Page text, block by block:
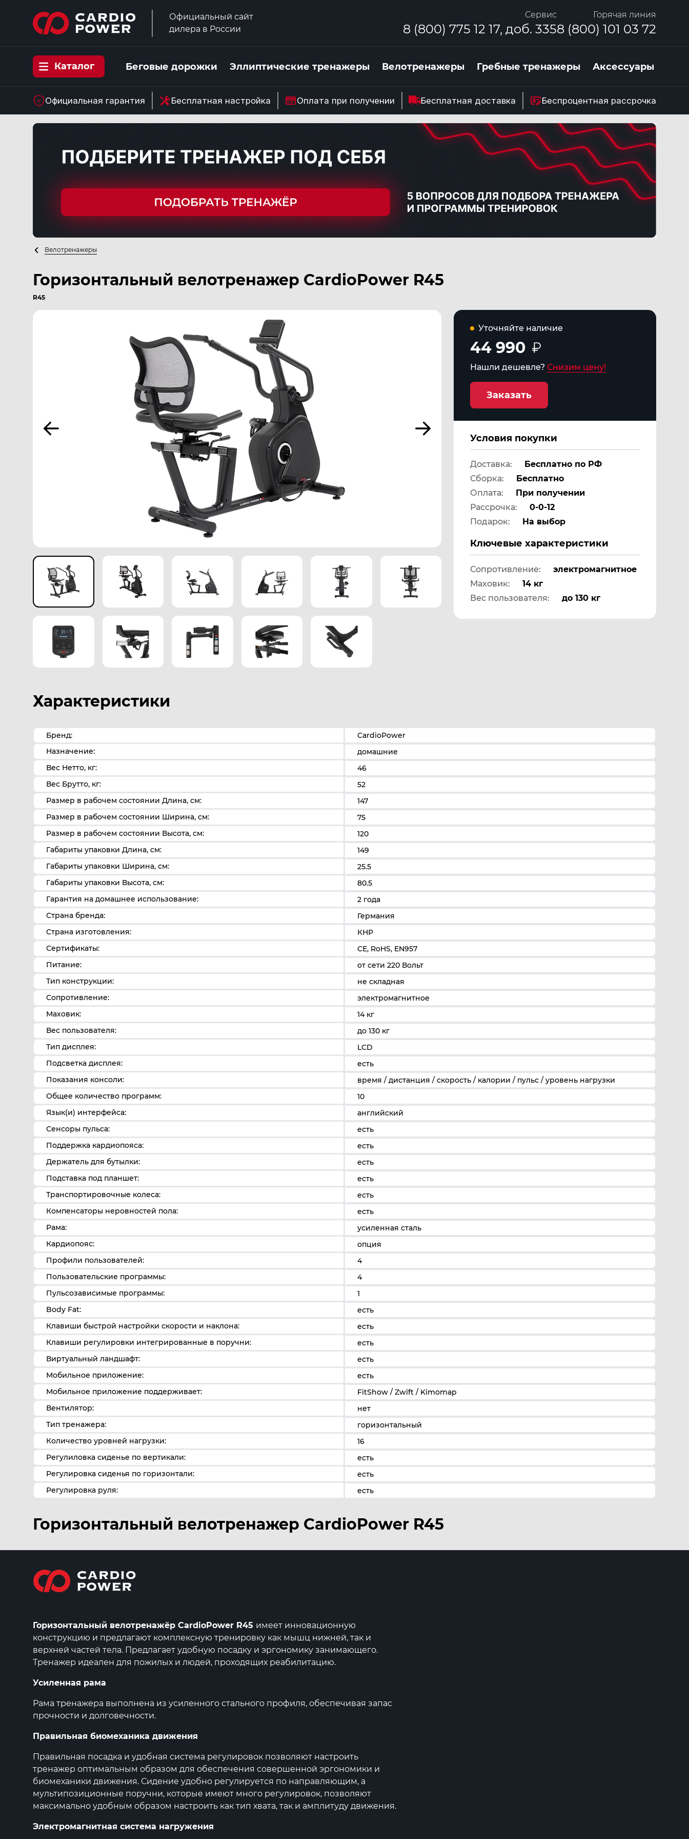
Официальный сайт
дилера в России
Сервис
8 (800) 775 12 17, доб. 335
Горячая линия
8 (800) 101 03 72
Каталог Беговые дорожки Эллиптические тренажеры Велотренажеры Гребные тренажеры Аксессуары
Официальная гарантия Бесплатная настройка Оплата при получении Бесплатная доставка Беспроцентная рассрочка
Велотренажеры
Горизонтальный велотренажер CardioPower R45
R45
Уточняйте наличие
44 990
Нашли дешевле? Снизим цену!
Заказать
Условия покупки
Доставка:
Бесплатно по РФ
Сборка:
Бесплатно
Оплата:
При получении
Рассрочка:
0-0-12
Подарок:
На выбор
Ключевые характеристики
Сопротивление:
электромагнитное
Маховик:
14 кг
Вес пользователя:
до 130 кг
Характеристики
Бренд:
CardioPower
Назначение:
домашние
Вес Нетто, кг:
46
Вес Брутто, кг:
52
Размер в рабочем состоянии Длина, см:
147
Размер в рабочем состоянии Ширина, см:
75
Размер в рабочем состоянии Высота, см:
120
Габариты упаковки Длина, см:
149
Габариты упаковки Ширина, см:
25.5
Габариты упаковки Высота, см:
80.5
Гарантия на домашнее использование:
2 года
Страна бренда:
Германия
Страна изготовления:
КНР
Сертификаты:
CE, RoHS, EN957
Питание:
от сети 220 Вольт
Тип конструкции:
не складная
Сопротивление:
электромагнитное
Маховик:
14 кг
Вес пользователя:
до 130 кг
Тип дисплея:
LCD
Подсветка дисплея:
есть
Показания консоли:
время / дистанция / скорость / калории / пульс / уровень нагрузки
Общее количество программ:
10
Язык(и) интерфейса:
английский
Сенсоры пульса:
есть
Поддержка кардиопояса:
есть
Держатель для бутылки:
есть
Подставка под планшет:
есть
Транспортировочные колеса:
есть
Компенсаторы неровностей пола:
есть
Рама:
усиленная сталь
Кардиопояс:
опция
Профили пользователей:
4
Пользовательские программы:
4
Пульсозависимые программы:
1
Body Fat:
есть
Клавиши быстрой настройки скорости и наклона:
есть
Клавиши регулировки интегрированные в поручни:
есть
Виртуальный ландшафт:
есть
Мобильное приложение:
есть
Мобильное приложение поддерживает:
FitShow / Zwift / Kimomap
Вентилятор:
нет
Тип тренажера:
горизонтальный
Количество уровней нагрузки:
16
Регулиловка сиденье по вертикали:
есть
Регулировка сиденья по горизонтали:
есть
Регулировка руля:
есть
Горизонтальный велотренажер CardioPower R45
Горизонтальный велотренажёр CardioPower R45 имеет инновационную
конструкцию и предлагают комплексную тренировку как мышц нижней, так и
верхней частей тела. Предлагает удобную посадку и эргономику занимающего.
Тренажер идеален для пожилых и людей, проходящих реабилитацию.
Усиленная рама
Рама тренажера выполнена из усиленного стального профиля, обеспечивая запас
прочности и долговечности.
Правильная биомеханика движения
Правильная посадка и удобная система регулировок позволяют настроить
тренажер оптимальным образом для обеспечения совершенной эргономики и
биомеханики движения. Сидение удобно регулируется по направляющим, а
мультипозиционные поручни, которые имеют много регулировок, позволяют
максимально удобным образом настроить как тип хвата, так и амплитуду движения.
Электромагнитная система нагружения